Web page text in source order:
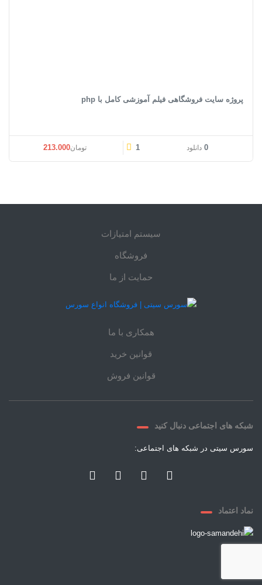
پروژه سایت فروشگاهی فیلم آموزشی کامل با php
0 دانلود 1 تومان213.000
سیستم امتیازات
فروشگاه
حمایت از ما
همکاری با ما
قوانین خرید
قوانین فروش
شبکه های اجتماعی دنبال کنید
سورس سیتی در شبکه های اجتماعی:
نماد اعتماد